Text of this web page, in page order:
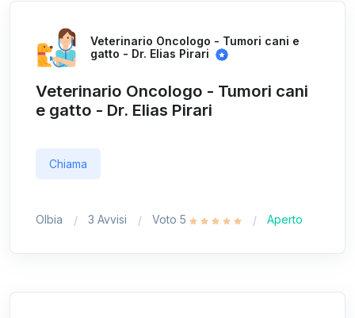
Veterinario Oncologo - Tumori cani e
gatto - Dr. Elias Pirari
Veterinario Oncologo - Tumori cani
e gatto - Dr. Elias Pirari
Chiama
Olbia 3 Avvisi Voto 5 Aperto